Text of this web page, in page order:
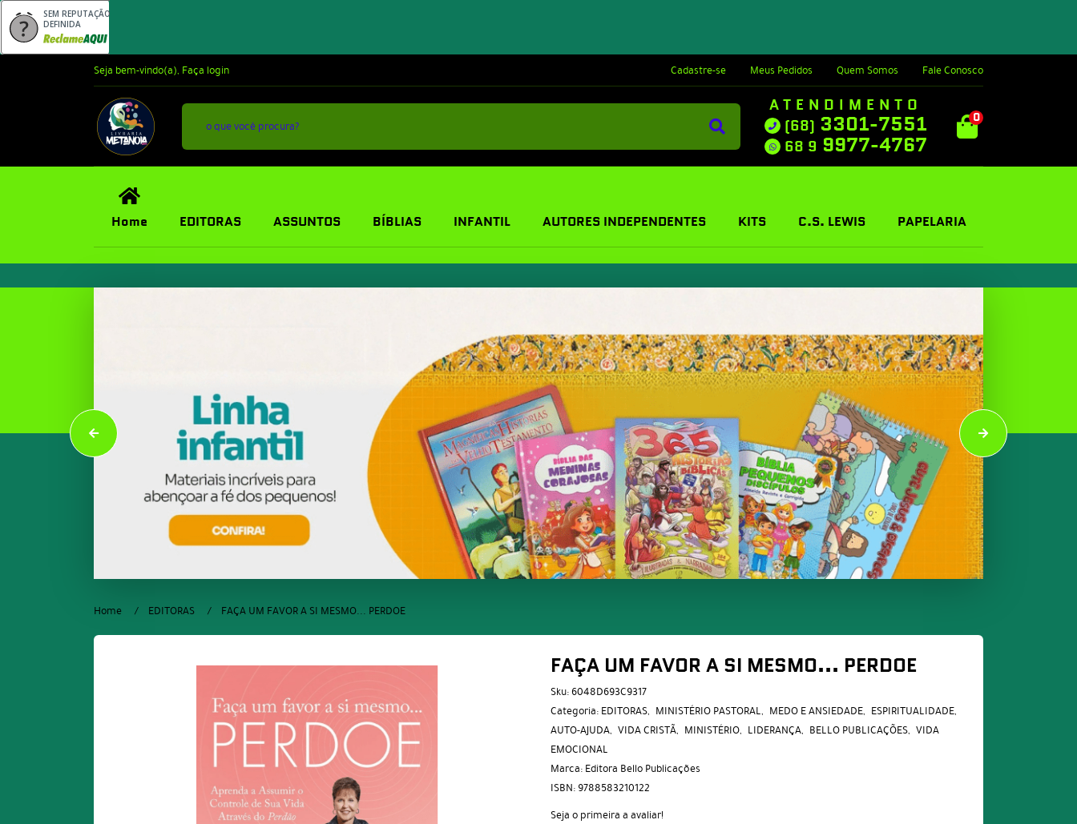
SEM REPUTAÇÃO
DEFINIDA
Seja bem-vindo(a), Faça login Cadastre-se Meus Pedidos Quem Somos Fale Conosco
ATENDIMENTO
(68) 3301-7551
68 9 9977-4767
0
Home EDITORAS ASSUNTOS BÍBLIAS INFANTIL AUTORES INDEPENDENTES KITS C.S. LEWIS PAPELARIA
Home EDITORAS FAÇA UM FAVOR A SI MESMO... PERDOE
FAÇA UM FAVOR A SI MESMO... PERDOE
Sku: 6048D693C9317
Categoria: EDITORAS MINISTÉRIO PASTORAL MEDO E ANSIEDADE ESPIRITUALIDADE
AUTO-AJUDA VIDA CRISTÃ MINISTÉRIO LIDERANÇA BELLO PUBLICAÇÕES VIDA
EMOCIONAL
Marca: Editora Bello Publicações
ISBN: 9788583210122
Seja o primeira a avaliar!